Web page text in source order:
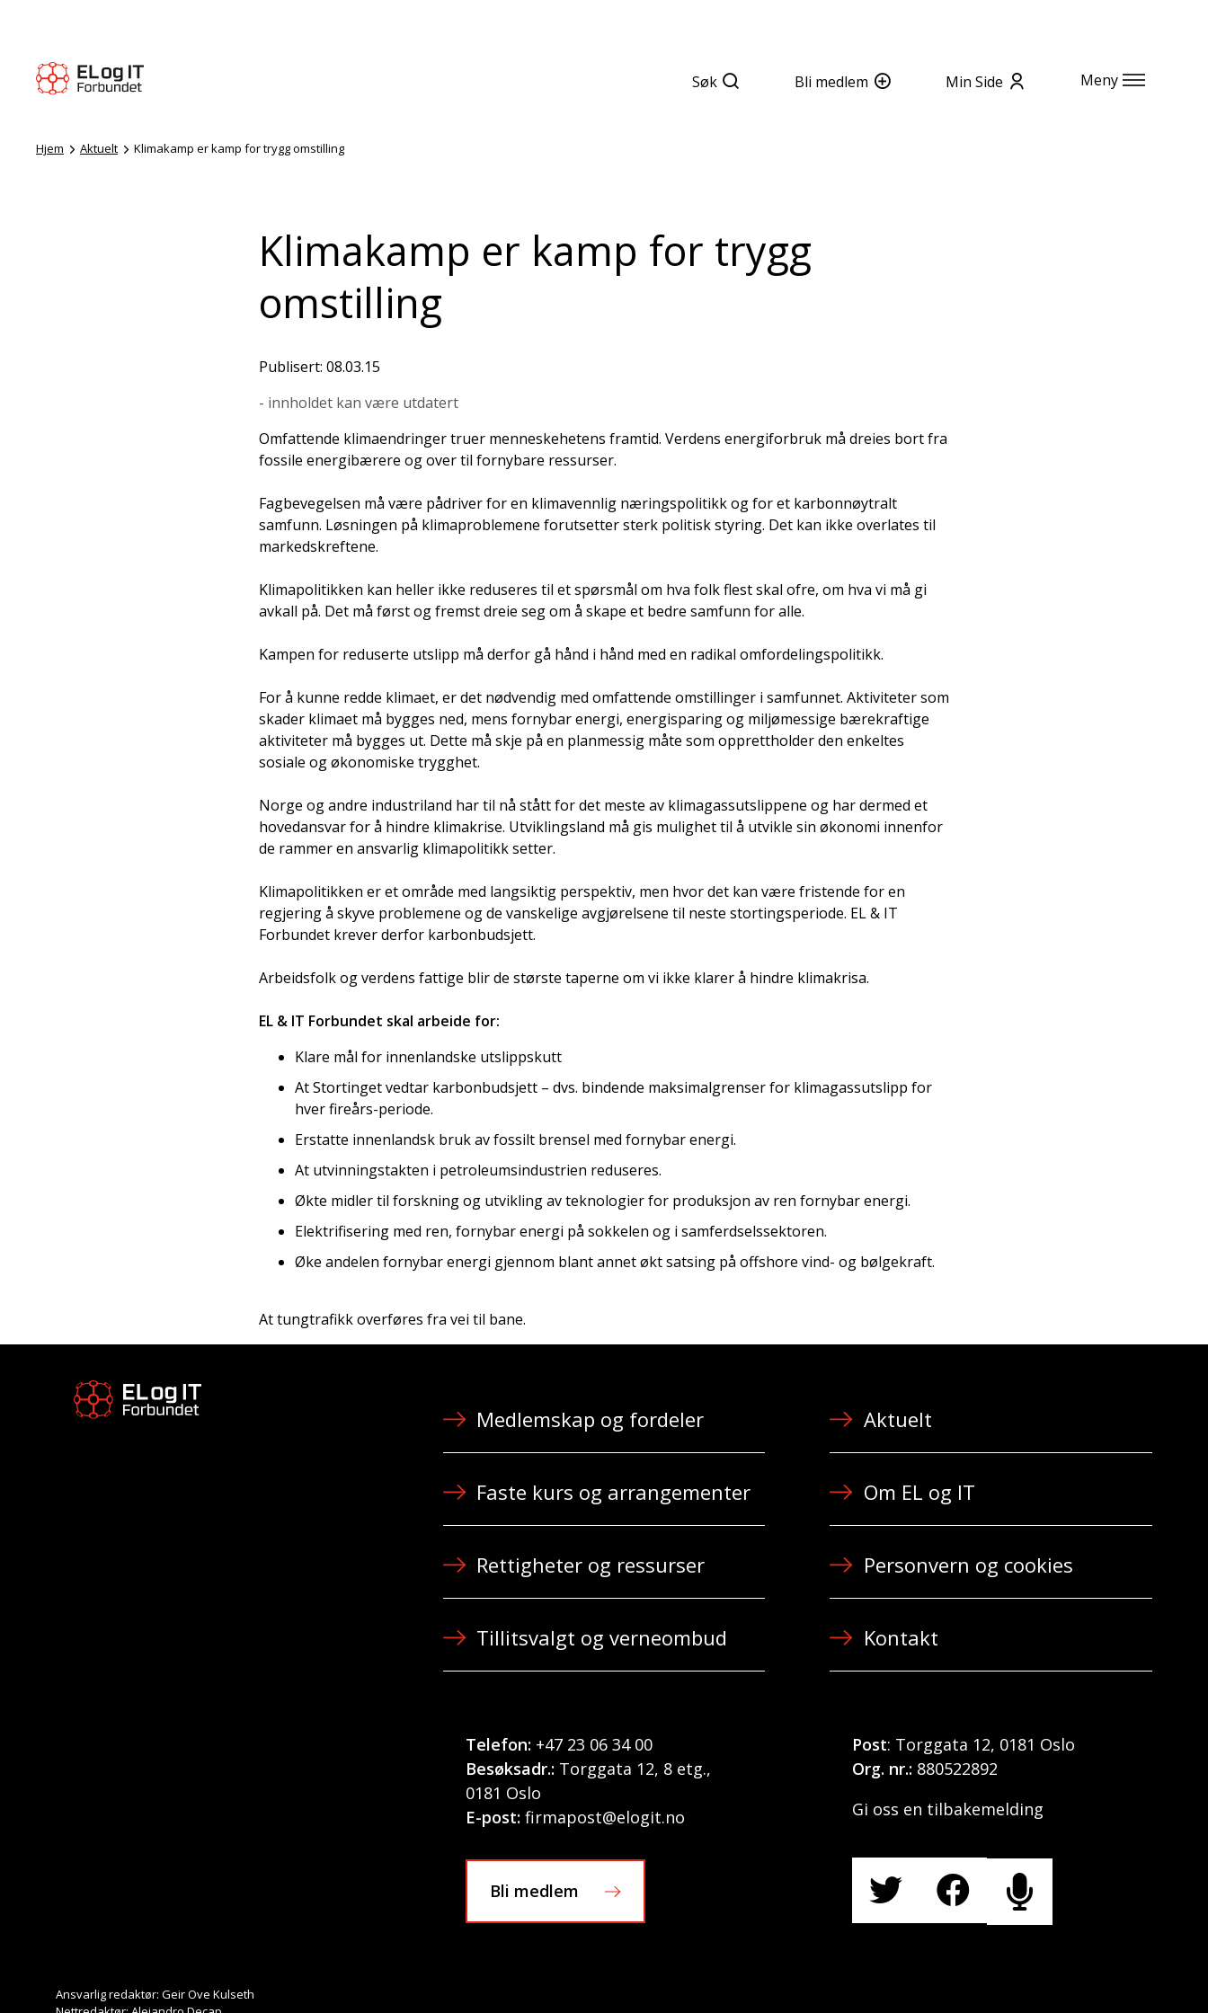
Søk Bli medlem Min Side Meny
Hjem Aktuelt Klimakamp er kamp for trygg omstilling
Klimakamp er kamp for trygg
omstilling
Publisert: 08.03.15
- innholdet kan være utdatert
Omfattende klimaendringer truer menneskehetens framtid. Verdens energiforbruk må dreies bort fra
fossile energibærere og over til fornybare ressurser.
Fagbevegelsen må være pådriver for en klimavennlig næringspolitikk og for et karbonnøytralt
samfunn. Løsningen på klimaproblemene forutsetter sterk politisk styring. Det kan ikke overlates til
markedskreftene.
Klimapolitikken kan heller ikke reduseres til et spørsmål om hva folk flest skal ofre, om hva vi må gi
avkall på. Det må først og fremst dreie seg om å skape et bedre samfunn for alle.
Kampen for reduserte utslipp må derfor gå hånd i hånd med en radikal omfordelingspolitikk.
For å kunne redde klimaet, er det nødvendig med omfattende omstillinger i samfunnet. Aktiviteter som
skader klimaet må bygges ned, mens fornybar energi, energisparing og miljømessige bærekraftige
aktiviteter må bygges ut. Dette må skje på en planmessig måte som opprettholder den enkeltes
sosiale og økonomiske trygghet.
Norge og andre industriland har til nå stått for det meste av klimagassutslippene og har dermed et
hovedansvar for å hindre klimakrise. Utviklingsland må gis mulighet til å utvikle sin økonomi innenfor
de rammer en ansvarlig klimapolitikk setter.
Klimapolitikken er et område med langsiktig perspektiv, men hvor det kan være fristende for en
regjering å skyve problemene og de vanskelige avgjørelsene til neste stortingsperiode. EL & IT
Forbundet krever derfor karbonbudsjett.
Arbeidsfolk og verdens fattige blir de største taperne om vi ikke klarer å hindre klimakrisa.
EL & IT Forbundet skal arbeide for:
Klare mål for innenlandske utslippskutt
At Stortinget vedtar karbonbudsjett – dvs. bindende maksimalgrenser for klimagassutslipp for
hver fireårs-periode.
Erstatte innenlandsk bruk av fossilt brensel med fornybar energi.
At utvinningstakten i petroleumsindustrien reduseres.
Økte midler til forskning og utvikling av teknologier for produksjon av ren fornybar energi.
Elektrifisering med ren, fornybar energi på sokkelen og i samferdselssektoren.
Øke andelen fornybar energi gjennom blant annet økt satsing på offshore vind- og bølgekraft.
At tungtrafikk overføres fra vei til bane.
Medlemskap og fordeler
Faste kurs og arrangementer
Rettigheter og ressurser
Tillitsvalgt og verneombud
Telefon:+47 23 06 34 00
Besøksadr.:Torggata 12, 8 etg.,
0181 Oslo
E-post: firmapost@elogit.no
Bli medlem
Aktuelt
Om EL og IT
Personvern og cookies
Kontakt
Post: Torggata 12, 0181 Oslo
Org. nr.: 880522892
Gi oss en tilbakemelding
Ansvarlig redaktør: Geir Ove Kulseth